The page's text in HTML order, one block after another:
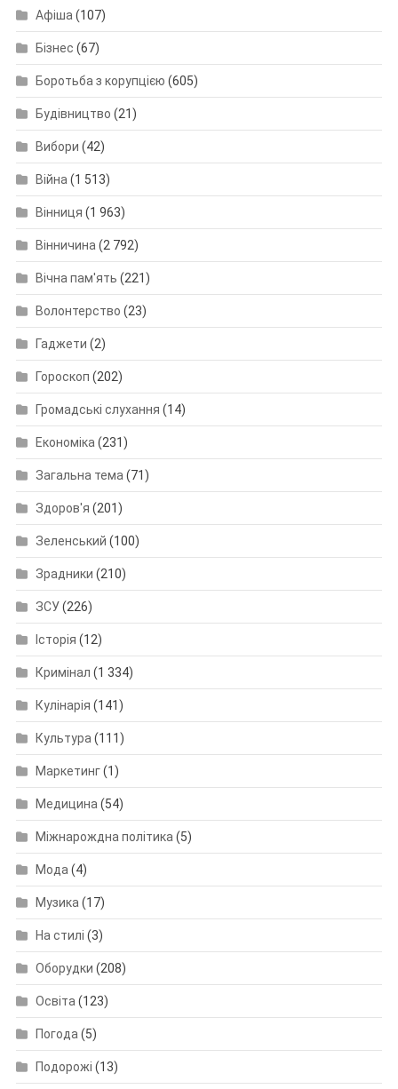
Афіша (107)
Бізнес (67)
Боротьба з корупцією (605)
Будівництво (21)
Вибори (42)
Війна (1 513)
Вінниця (1 963)
Вінничина (2 792)
Вічна пам'ять (221)
Волонтерство (23)
Гаджети (2)
Гороскоп (202)
Громадські слухання (14)
Економіка (231)
Загальна тема (71)
Здоров'я (201)
Зеленський (100)
Зрадники (210)
ЗСУ(226)
Історія (12)
Кримінал (1 334)
Кулінарія (141)
Культура (111)
Маркетинг(1)
Медицина (54)
Міжнарождна політика (5)
Мода (4)
Музика (17)
На стилі (3)
Оборудки (208)
Освіта (123)
Погода (5)
Подорожі (13)